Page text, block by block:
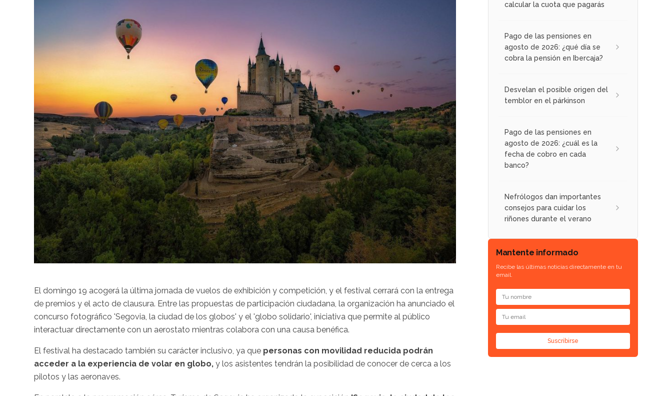
El domingo 19 acogerá la última jornada de vuelos de exhibición y competición, y el festival cerrará con la entrega
de premios y el acto de clausura. Entre las propuestas de participación ciudadana, la organización ha anunciado el
concurso fotográfico 'Segovia, la ciudad de los globos' y el 'globo solidario', iniciativa que permite al público
interactuar directamente con un aerostato mientras colabora con una causa benéfica.
El festival ha destacado también su carácter inclusivo, ya que personas con movilidad reducida podrán
acceder a la experiencia de volar en globo, y los asistentes tendrán la posibilidad de conocer de cerca a los
pilotos y las aeronaves.
calcular la cuota que pagarás
Pago de las pensiones en
agosto de 2026: ¿qué día se
cobra la pensión en Ibercaja?
Desvelan el posible origen del
temblor en el párkinson
Pago de las pensiones en
agosto de 2026: ¿cuál es la
fecha de cobro en cada
banco?
Nefrólogos dan importantes
consejos para cuidar los
riñones durante el verano
Mantente informado
Recibe las últimas noticias directamente en tu
email.
Suscribirse